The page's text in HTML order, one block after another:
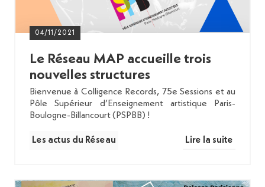
04/11/2021
Le Réseau MAP accueille trois
nouvelles structures
Bienvenue à Colligence Records, 75e Sessions et au
Pôle Supérieur d’Enseignement artistique Paris-
Boulogne-Billancourt (PSPBB) !
Les actus du Réseau Lire la suite